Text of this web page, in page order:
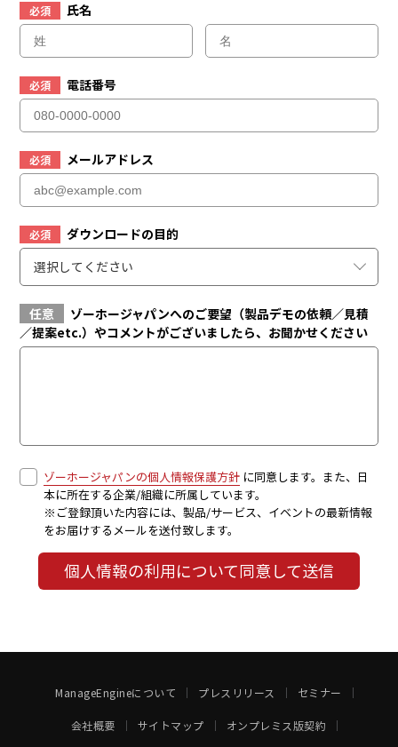
必須 氏名
必須 電話番号
必須 メールアドレス
必須
ダウンロードの目的
選択してください
任意
ゾーホージャパンへのご要望（製品デモの依頼／見積
／提案etc.）やコメントがございましたら、お聞かせください
ゾーホージャパンの個人情報保護方針 に同意します。また、日
本に所在する企業/組織に所属しています。
※ご登録頂いた内容には、製品/サービス、イベントの最新情報
をお届けするメールを送付致します。
個人情報の利用について同意して送信
ManageEngineについて プレスリリース セミナー
会社概要 サイトマップ オンプレミス版契約